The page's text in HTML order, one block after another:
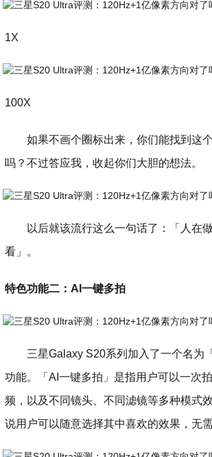
1X
100X
如果不画个圈标出来，你们能找到这
吗？不过答应我，收起你们大胆的想法。
以后就该流行这么一句话了：「人在
看」。
特色功能二：AI一键多拍
三星Galaxy S20系列加入了一个名为
功能。「AI一键多拍」是指用户可以一次
频，以及不同镜头、不同滤镜等多种模式
说用户可以随意选择其中喜欢的效果，无